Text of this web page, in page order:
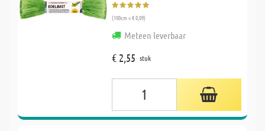
(100cm = € 0,09)
Meteen leverbaar
€ 2,55 stuk